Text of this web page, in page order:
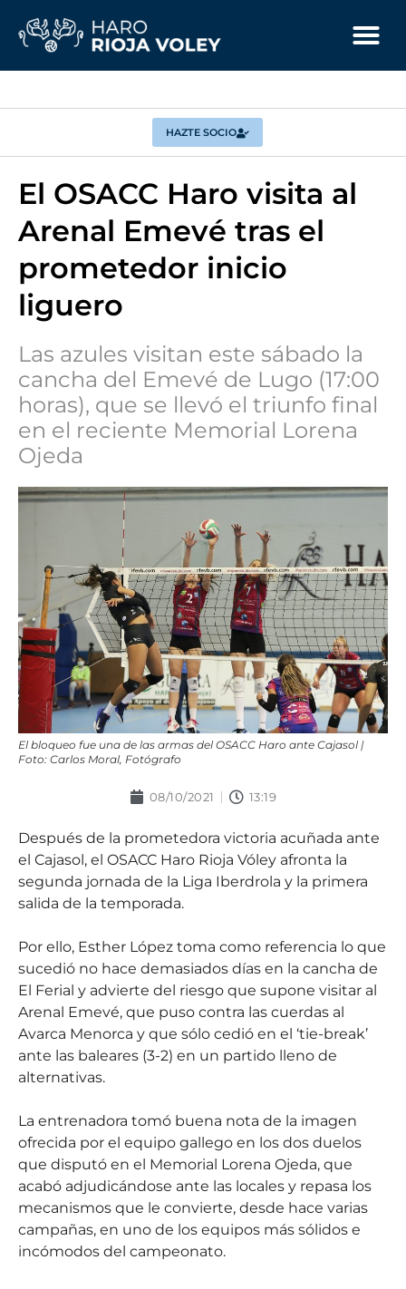
HAZTE SOCIO
El OSACC Haro visita al
Arenal Emevé tras el
prometedor inicio
liguero
Las azules visitan este sábado la
cancha del Emevé de Lugo (17:00
horas), que se llevó el triunfo final
en el reciente Memorial Lorena
Ojeda
El bloqueo fue una de las armas del OSACC Haro ante Cajasol |
Foto: Carlos Moral, Fotógrafo
08/10/2021 13:19
Después de la prometedora victoria acuñada ante
el Cajasol, el OSACC Haro Rioja Vóley afronta la
segunda jornada de la Liga Iberdrola y la primera
salida de la temporada.
Por ello, Esther López toma como referencia lo que
sucedió no hace demasiados días en la cancha de
El Ferial y advierte del riesgo que supone visitar al
Arenal Emevé, que puso contra las cuerdas al
Avarca Menorca y que sólo cedió en el ‘tie-break’
ante las baleares (3-2) en un partido lleno de
alternativas.
La entrenadora tomó buena nota de la imagen
ofrecida por el equipo gallego en los dos duelos
que disputó en el Memorial Lorena Ojeda, que
acabó adjudicándose ante las locales y repasa los
mecanismos que le convierte, desde hace varias
campañas, en uno de los equipos más sólidos e
incómodos del campeonato.